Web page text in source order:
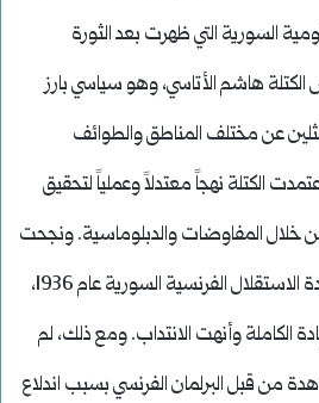
السورية التي ظهرت بعد الثورة
الكتلة هاشم الأتاسي، وهو سياسي بارز
عن مختلف المناطق والطوائف
الكتلة نهجاً معتدلاً وعملياً لتحقيق
خلال المفاوضات والدبلوماسية. ونجحت
الكتلة في توقيع معاهدة الاستقلال الفرنسية السورية عام 1936،
الكاملة وأنهت الانتداب. ومع ذلك، لم
من قبل البرلمان الفرنسي بسبب اندلاع